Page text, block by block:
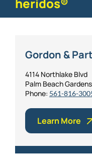
Gordon &
4114 Northlake Blvd
Palm Beach
Phone: 561-816-
Learn More